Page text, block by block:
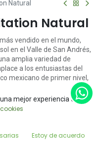
Add to Cart
Natural
Natural
vendido en el mundo,
en el Valle de San Andrés,
amplia variedad de
a los entusiastas del
mexicano de primer nivel,
mejor experiencia de
Estoy de acuerdo